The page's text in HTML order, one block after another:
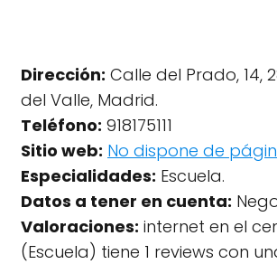
Dirección: Calle del Prado, 14,
del Valle, Madrid.
Teléfono: 918175111
Sitio web: No dispone de
Especialidades: Escuela.
Datos a tener en cuenta:
Valoraciones: internet en el
(Escuela) tiene 1 reviews con